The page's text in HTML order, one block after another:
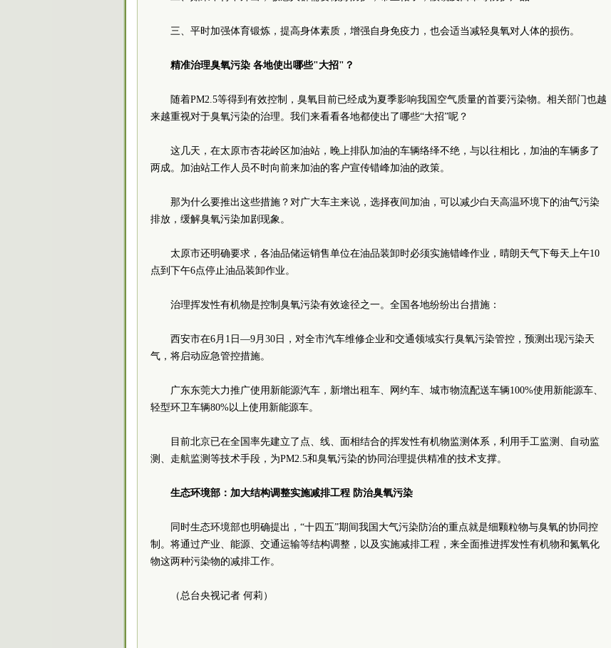
三、平时加强体育锻炼，提高身体素质，增强自身免疫力，也会适当减轻臭氧对人体的损伤。
精准治理臭氧污染 各地使出哪些"大招"？
随着PM2.5等得到有效控制，臭氧目前已经成为夏季影响我国空气质量的首要污染物。相关部门也越
来越重视对于臭氧污染的治理。我们来看看各地都使出了哪些“大招”呢？
这几天，在太原市杏花岭区加油站，晚上排队加油的车辆络绎不绝，与以往相比，加油的车辆多了
两成。加油站工作人员不时向前来加油的客户宣传错峰加油的政策。
那为什么要推出这些措施？对广大车主来说，选择夜间加油，可以减少白天高温环境下的油气污染
排放，缓解臭氧污染加剧现象。
太原市还明确要求，各油品储运销售单位在油品装卸时必须实施错峰作业，晴朗天气下每天上午10
点到下午6点停止油品装卸作业。
治理挥发性有机物是控制臭氧污染有效途径之一。全国各地纷纷出台措施：
西安市在6月1日—9月30日，对全市汽车维修企业和交通领域实行臭氧污染管控，预测出现污染天
气，将启动应急管控措施。
广东东莞大力推广使用新能源汽车，新增出租车、网约车、城市物流配送车辆100%使用新能源车、
轻型环卫车辆80%以上使用新能源车。
目前北京已在全国率先建立了点、线、面相结合的挥发性有机物监测体系，利用手工监测、自动监
测、走航监测等技术手段，为PM2.5和臭氧污染的协同治理提供精准的技术支撑。
生态环境部：加大结构调整实施减排工程 防治臭氧污染
同时生态环境部也明确提出，“十四五”期间我国大气污染防治的重点就是细颗粒物与臭氧的协同控
制。将通过产业、能源、交通运输等结构调整，以及实施减排工程，来全面推进挥发性有机物和氮氧化
物这两种污染物的减排工作。
（总台央视记者 何莉）